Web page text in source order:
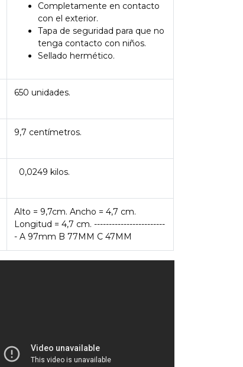
Completamente en contacto
con el exterior.
Tapa de seguridad para que no
tenga contacto con niños.
Sellado hermético.
650 unidades.
9,7 centímetros.
0,0249 kilos.
Alto = 9,7cm. Ancho = 4,7 cm.
Longitud = 4,7 cm. ------------------------
- A 97mm B 77MM C 47MM